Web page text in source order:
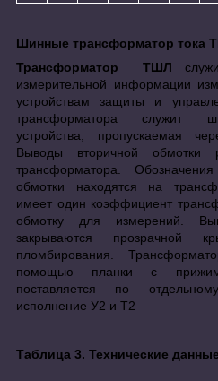
Шинные трансформатор тока
Трансформатор ТШЛ
измерительной информации
устройствам защиты и
трансформатора служит
устройства, пропускаемая
Выводы вторичной обмотки
трансформатора.
обмотки находятся на
имеет один коэффициент
обмотку для измерений.
закрываются прозрачной
пломбирования.
помощью планки с
поставляется по
исполнение У2 и Т2
Таблица 3. Технические данные